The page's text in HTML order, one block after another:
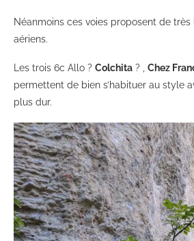
Néanmoins ces voies proposent de très
aériens.
Les trois 6c Allo ? Colchita ? , Chez
permettent de bien s’habituer au style
plus dur.